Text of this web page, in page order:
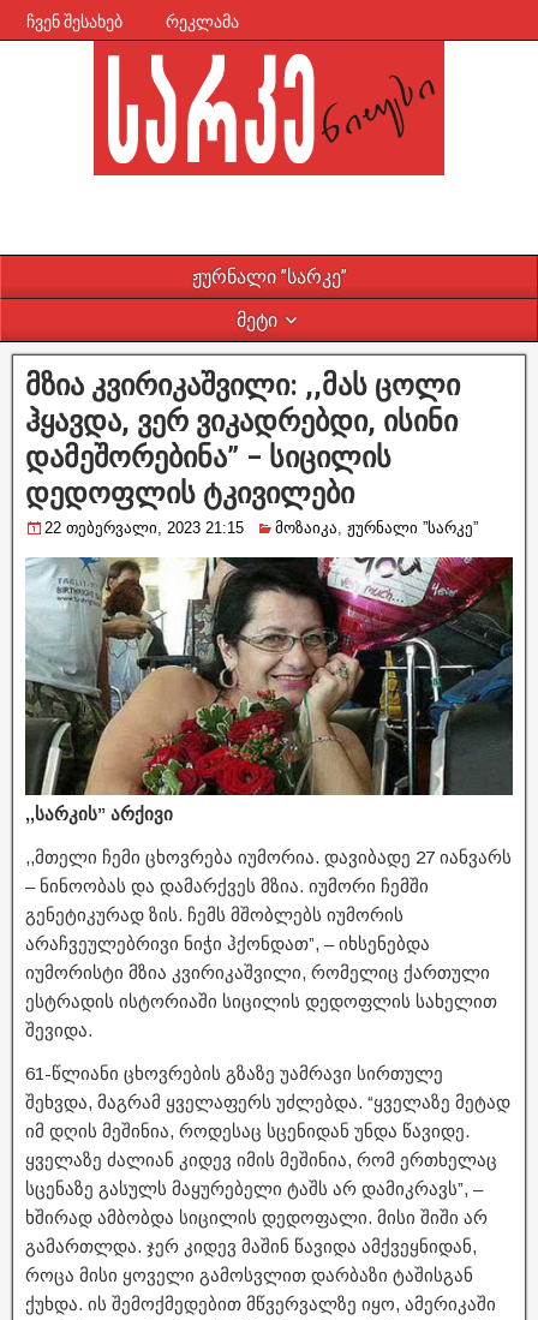
ჩვენ შესახებ რეკლამა
ჟურნალი ”სარკე”
მეტი
მზია კვირიკაშვილი: ,,მას ცოლი
ჰყავდა, ვერ ვიკადრებდი, ისინი
დამეშორებინა” – სიცილის
დედოფლის ტკივილები
22 თებერვალი, 2023 21:15 მოზაიკა, ჟურნალი ”სარკე”
,,სარკის” არქივი
,,მთელი ჩემი ცხოვრება იუმორია. დავიბადე 27 იანვარს
– ნინოობას და დამარქვეს მზია. იუმორი ჩემში
გენეტიკურად ზის. ჩემს მშობლებს იუმორის
არაჩვეულებრივი ნიჭი ჰქონდათ”, – იხსენებდა
იუმორისტი მზია კვირიკაშვილი, რომელიც ქართული
ესტრადის ისტორიაში სიცილის დედოფლის სახელით
შევიდა.
61-წლიანი ცხოვრების გზაზე უამრავი სირთულე
შეხვდა, მაგრამ ყველაფერს უძლებდა. “ყველაზე მეტად
იმ დღის მეშინია, როდესაც სცენიდან უნდა წავიდე.
ყველაზე ძალიან კიდევ იმის მეშინია, რომ ერთხელაც
სცენაზე გასულს მაყურებელი ტაშს არ დამიკრავს”, –
ხშირად ამბობდა სიცილის დედოფალი. მისი შიში არ
გამართლდა. ჯერ კიდევ მაშინ წავიდა ამქვეყნიდან,
როცა მისი ყოველი გამოსვლით დარბაზი ტაშისგან
ქუხდა. ის შემოქმედებით მწვერვალზე იყო, ამერიკაში